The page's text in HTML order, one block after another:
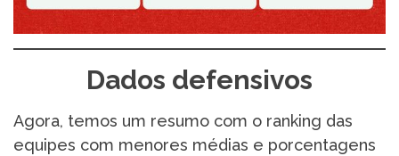
Dados defensivos
Agora, temos um resumo com o ranking das
equipes com menores médias e porcentagens